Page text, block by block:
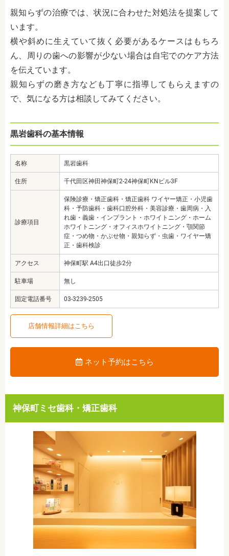
親知らずの治療では、状況に合わせた対処法を提案して
います。
横や斜めに生えていて抜く必要があるケースはもちろ
ん、周りの歯への影響が少ない場合は自宅でのケア方法
を伝えています。
親知らずの磨き方なども丁寧に指導してもらえますの
で、気になる方は相談してみてください。
黒岩歯科の基本情報
名称 黒岩歯科
住所 千代田区神田神保町2-24神保町KNビル3F
診療項目
保険診療・矯正歯科・矯正歯科 ワイヤー矯正・小児歯
科・予防歯科・歯科口腔外科・美容診療・歯周病・入
れ歯・義歯・インプラント・ホワイトニング・ホーム
ホワイトニング・オフィスホワイトニング・顎関節
症・つめ物・かぶせ物・親知らず・虫歯・ワイヤー矯
正・歯科検診
アクセス 神保町駅 A4出口徒歩2分
駐車場 無し
固定電話番号 03-3239-2505
店舗情報詳細はこちら
ネット予約はこちら
神保町ミセ歯科・矯正歯科